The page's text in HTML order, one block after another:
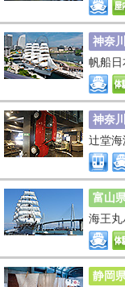
神奈
帆船
神奈
辻堂
富山
海王
静岡